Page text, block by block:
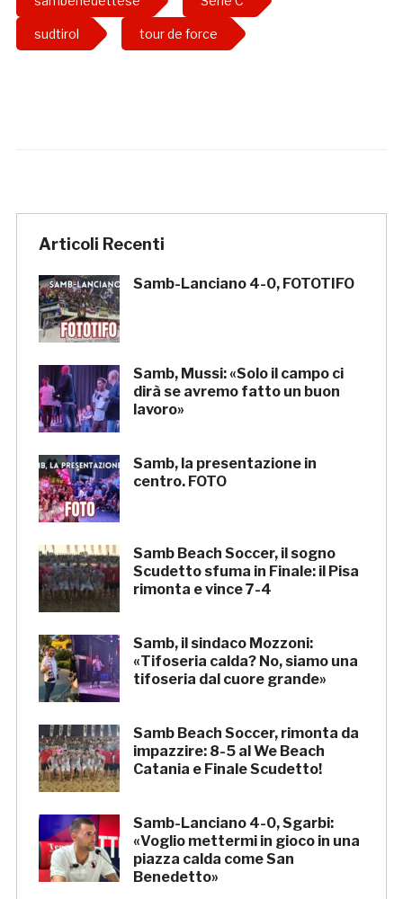
sudtirol tour de force
Articoli Recenti
Samb-Lanciano 4-0, FOTOTIFO
Samb, Mussi: «Solo il campo ci
dirà se avremo fatto un buon
lavoro»
Samb, la presentazione in
centro. FOTO
Samb Beach Soccer, il sogno
Scudetto sfuma in Finale: il Pisa
rimonta e vince 7-4
Samb, il sindaco Mozzoni:
«Tifoseria calda? No, siamo una
tifoseria dal cuore grande»
Samb Beach Soccer, rimonta da
impazzire: 8-5 al We Beach
Catania e Finale Scudetto!
Samb-Lanciano 4-0, Sgarbi:
«Voglio mettermi in gioco in una
piazza calda come San
Benedetto»